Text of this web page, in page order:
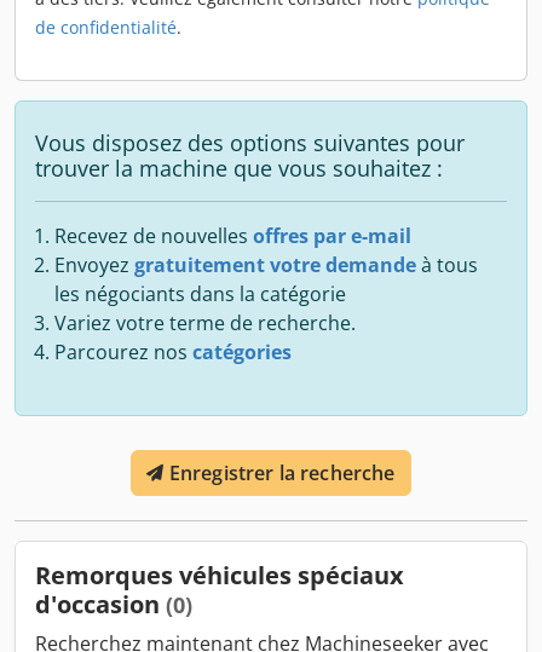
de confidentialité.
Vous disposez des options suivantes pour
trouver la machine que vous souhaitez :
Recevez de nouvelles offres par e-mail
Envoyez gratuitement votre demandeà tous
les négociants dans la catégorie
Variez votre terme de recherche.
Parcourez nos catégories
Enregistrer la recherche
Remorques véhicules spéciaux
d'occasion (0)
Recherchez maintenant chez Machineseeker avec